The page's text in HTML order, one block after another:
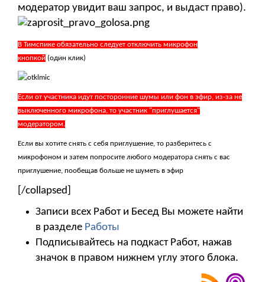
модератор увидит ваш запрос, и выдаст право).
В Тимспике обязательно следует отключить микрофон
кнопкой (один клик)
Если от участника идут посторонние шумы или фон в эфир, из-за не
выключенного микрофона, то участник "приглушается"
модератором.
Если вы хотите снять с себя приглушение, то разберитесь с
микрофоном и затем попросите любого модератора снять с вас
приглушение, пообещав больше не шуметь в эфир
[/collapsed]
Записи всех Работ и Бесед Вы можете найти
в разделе Работы
Подписывайтесь на подкаст Работ, нажав
значок в правом нижнем углу этого блока.